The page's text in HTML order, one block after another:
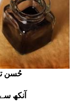
حُسن
آنکھ